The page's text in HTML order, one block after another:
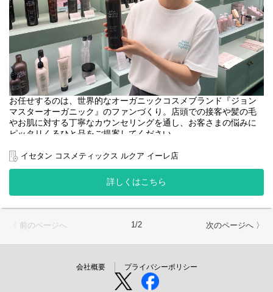
お任せするのは、世界的なオーガニックコスメブランド『ジョン
マスターオーガニック』のファンづくり。店頭での接客や髪の毛
やお肌に対する丁寧なカウンセリングを通し、お客さまの悩みに
ピッタリくるひと品をご提案してください。
＜取扱いブランド＞
[john masters organics]
"ヘアスタイリスト・John Masters"が15年以上の月日をかけた開
発により生み出されたスキンケア&ヘアケアのブランドです。
農薬や化学肥料を使わずに栽培され、収穫されたオーガニックで
ナチュラルな原料を使用しています。必要な美容成分を含むハー
ブやフラワー、穀物などを厳選し、感性に触れる香りとテクスチ
ャーで、 ホリスティックな美容効果を追求しています。
イセタン コスメティックス ルクア イーレ店
詳しくはこちら
〈 前のページへ 1/2 次のページへ 〉
会社概要 プライバシーポリシー